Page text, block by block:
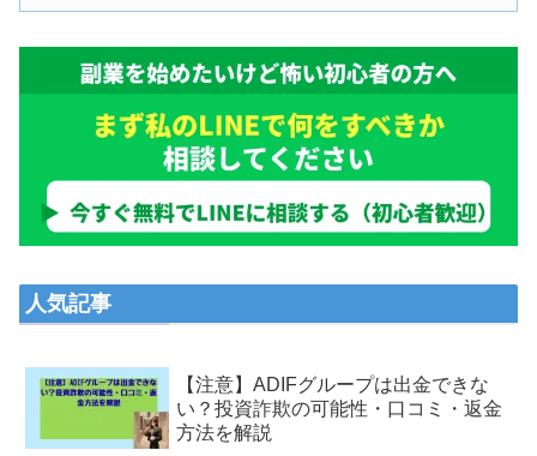
人気記事
【注意】ADIFグループは出金できな
い？投資詐欺の可能性・口コミ・返金
方法を解説